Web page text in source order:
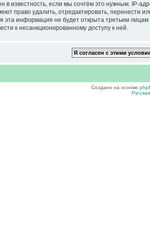
известность, если мы сочтём это нужным. IP-
право удалить, отредактировать, перенести
эта информация не будет открыта третьим
к несанкционированному доступу к ней.
Создано на основе